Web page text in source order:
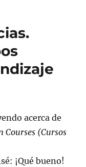
acerca de
Courses (Cursos
¡Qué bueno!